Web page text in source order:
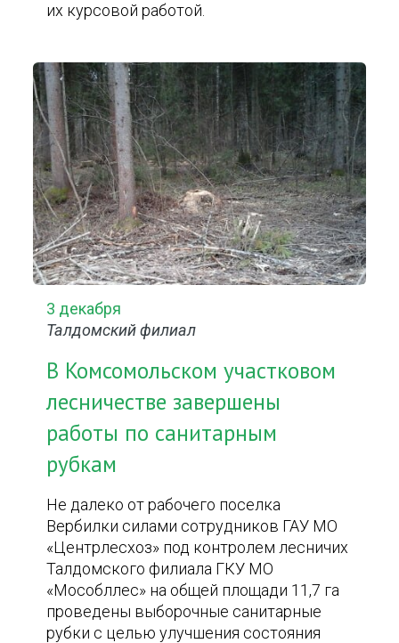
их курсовой работой.
3 декабря
Талдомский филиал
В Комсомольском участковом
лесничестве завершены
работы по санитарным
рубкам
Не далеко от рабочего поселка
Вербилки силами сотрудников ГАУ МО
«Центрлесхоз» под контролем лесничих
Талдомского филиала ГКУ МО
«Мособллес» на общей площади 11,7 га
проведены выборочные санитарные
рубки с целью улучшения состояния